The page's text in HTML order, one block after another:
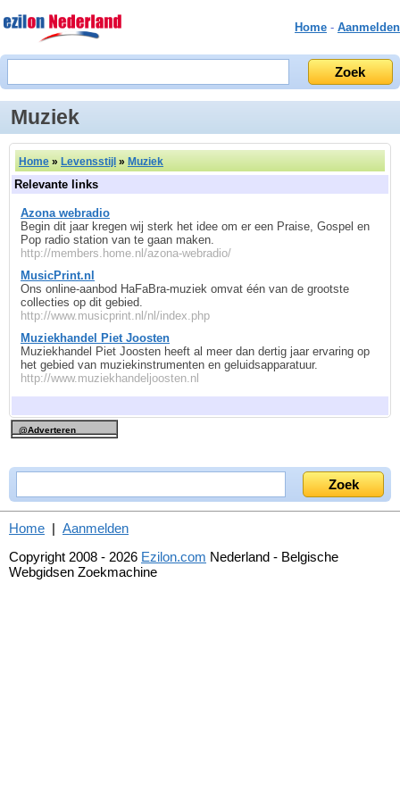
Home - Aanmelden
Muziek
Home » Levensstijl » Muziek
Relevante links
Azona webradio
Begin dit jaar kregen wij sterk het idee om er een Praise, Gospel en
Pop radio station van te gaan maken.
http://members.home.nl/azona-webradio/
MusicPrint.nl
Ons online-aanbod HaFaBra-muziek omvat één van de grootste
collecties op dit gebied.
http://www.musicprint.nl/nl/index.php
Muziekhandel Piet Joosten
Muziekhandel Piet Joosten heeft al meer dan dertig jaar ervaring op
het gebied van muziekinstrumenten en geluidsapparatuur.
http://www.muziekhandeljoosten.nl
@Adverteren
Home | Aanmelden
Copyright 2008 - 2026 Ezilon.com Nederland - Belgische
Webgidsen Zoekmachine